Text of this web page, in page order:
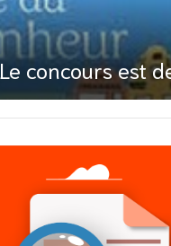
Le concours est